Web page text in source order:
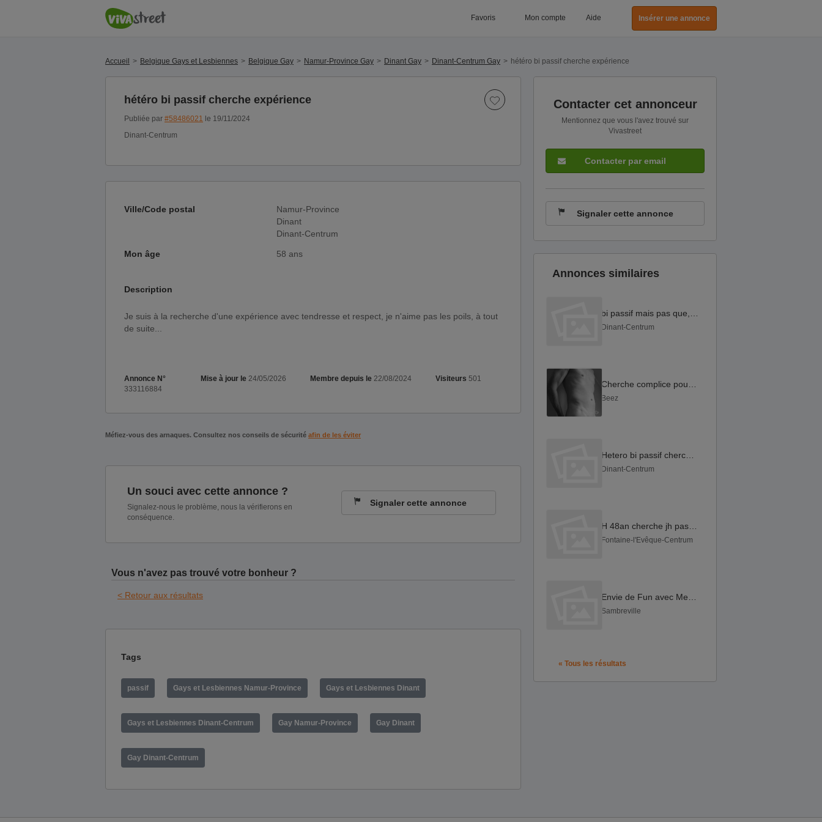
Favoris Mon compte Aide Insérer une annonce
Accueil Belgique Gays et Lesbiennes Belgique Gay Namur-Province Gay Dinant Gay Dinant-Centrum Gay hétéro bi passif cherche expérience
hétéro bi passif cherche expérience
Publiée par #58486021 le 19/11/2024
Dinant-Centrum
Ville/Code postal
Namur-Province
Dinant
Dinant-Centrum
Mon âge 58 ans
Description
Je suis à la recherche d'une expérience avec tendresse et respect, je n'aime pas les poils, à tout
de suite...
Annonce N°
333116884
Mise à jour le 24/05/2026 Membre depuis le 22/08/2024 Visiteurs 501
Méfiez-vous des arnaques. Consultez nos conseils de sécurité afin de les éviter
Un souci avec cette annonce ?
Signalez-nous le problème, nous la vérifierons en
conséquence.
Signaler cette annonce
Vous n'avez pas trouvé votre bonheur ?
< Retour aux résultats
Contacter cet annonceur
Mentionnez que vous l'avez trouvé sur
Vivastreet
Contacter par email
Signaler cette annonce
Annonces similaires
Dinant-Centrum
Beez
Dinant-Centrum
Fontaine-l'Evêque-Centrum
Sambreville
« Tous les résultats
Tags
passif Gays et Lesbiennes Namur-Province Gays et Lesbiennes Dinant
Gays et Lesbiennes Dinant-Centrum Gay Namur-Province Gay Dinant
Gay Dinant-Centrum